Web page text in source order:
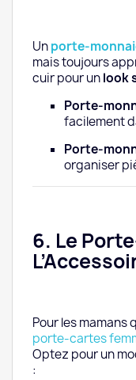
Unporte-
mais toujours
cuir pour unlook
Porte-
facilement
Porte-
organiser
6. Le
Pour les mamans
porte-cartes
Optez pour un
: